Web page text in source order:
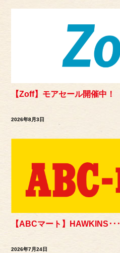
【Zoff】モアセール開催中！
2026年8月3日
【ABCマート】HAWKINS･･･
2026年7月24日